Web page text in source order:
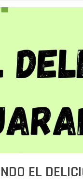
EL